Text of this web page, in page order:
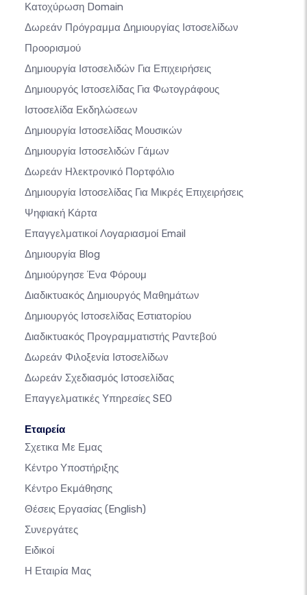
Κατοχύρωση Domain
Δωρεάν Πρόγραμμα Δημιουργίας Ιστοσελίδων
Προορισμού
Δημιουργία Ιστοσελιδών Για Επιχειρήσεις
Δημιουργός Ιστοσελίδας Για Φωτογράφους
Ιστοσελίδα Εκδηλώσεων
Δημιουργία Ιστοσελίδας Μουσικών
Δημιουργία Ιστοσελιδών Γάμων
Δωρεάν Ηλεκτρονικό Πορτφόλιο
Δημιουργία Ιστοσελίδας Για Μικρές Επιχειρήσεις
Ψηφιακή Κάρτα
Επαγγελματικοί Λογαριασμοί Email
Δημιουργία Blog
Δημιούργησε Ένα Φόρουμ
Διαδικτυακός Δημιουργός Μαθημάτων
Δημιουργός Ιστοσελίδας Εστιατορίου
Διαδικτυακός Προγραμματιστής Ραντεβού
Δωρεάν Φιλοξενία Ιστοσελίδων
Δωρεάν Σχεδιασμός Ιστοσελίδας
Επαγγελματικές Υπηρεσίες SEO
Εταιρεία
Σχετικα Με Εμας
Κέντρο Υποστήριξης
Κέντρο Εκμάθησης
Θέσεις Εργασίας (English)
Συνεργάτες
Ειδικοί
Η Εταιρία Μας